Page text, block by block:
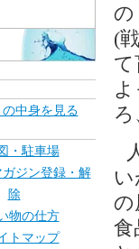
の
(
て
の
食